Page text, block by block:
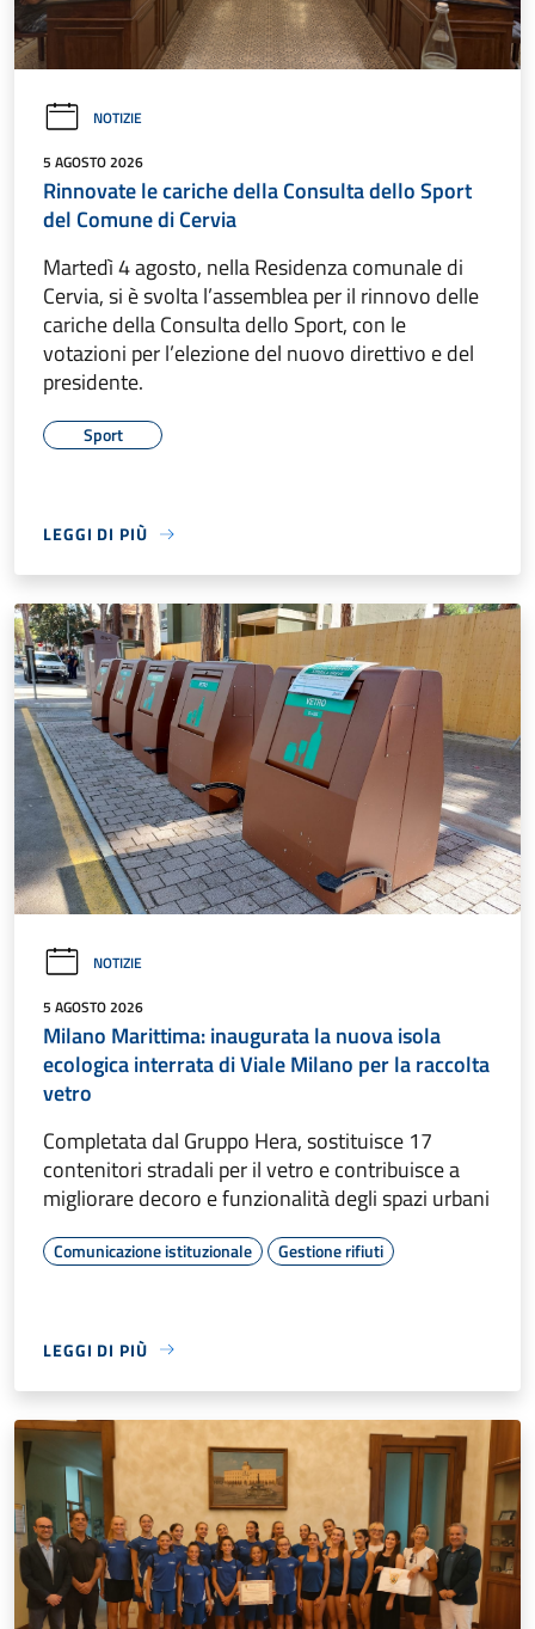
NOTIZIE
5 AGOSTO 2026
Rinnovate le cariche della Consulta dello Sport
del Comune di Cervia
Martedì 4 agosto, nella Residenza comunale di
Cervia, si è svolta l’assemblea per il rinnovo delle
cariche della Consulta dello Sport, con le
votazioni per l’elezione del nuovo direttivo e del
presidente.
Sport
LEGGI DI PIÙ
NOTIZIE
5 AGOSTO 2026
Milano Marittima: inaugurata la nuova isola
ecologica interrata di Viale Milano per la raccolta
vetro
Completata dal Gruppo Hera, sostituisce 17
contenitori stradali per il vetro e contribuisce a
migliorare decoro e funzionalità degli spazi urbani
Comunicazione istituzionale Gestione rifiuti
LEGGI DI PIÙ